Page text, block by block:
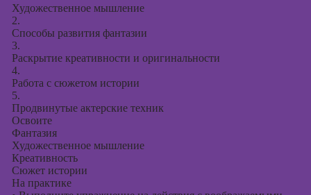
Художественное мышление
2.
Способы развития фантазии
3.
Раскрытие креативности и оригинальности
4.
Работа с сюжетом истории
5.
Продвинутые актерские техник
Освоите
Фантазия
Художественное мышление
Креативность
Сюжет истории
На практике